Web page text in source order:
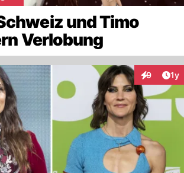
und Timo
Verlobung
9 1y